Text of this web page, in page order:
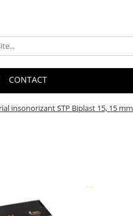
CONTACT
insonorizant STP Biplast 15, 15 mm